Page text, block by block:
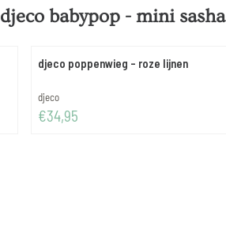
djeco babypop - mini sasha
djeco poppenwieg - roze lijnen
Merk:
djeco
Prijs: 34,95
€34,95